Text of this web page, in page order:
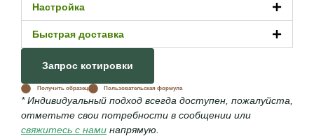
Настройка
Быстрая доставка
Запрос котировки
Получить образец Пользовательская формула
* Индивидуальный подход всегда доступен, пожалуйста,
отметьте свои потребности в сообщении или
свяжитесь с нами напрямую.